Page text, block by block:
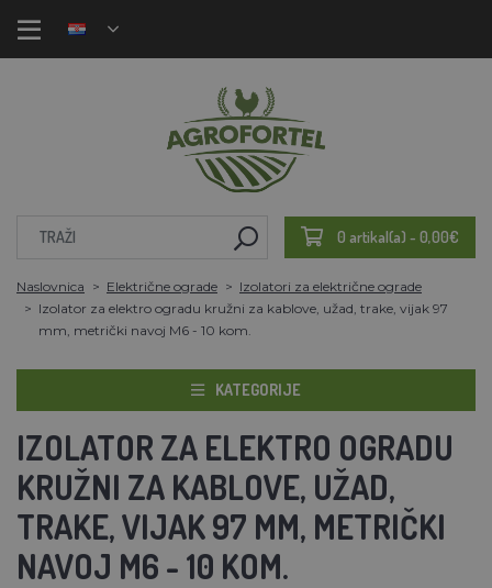
0 artikal(a) - 0,00€
Naslovnica Električne ograde
Izolatori za električne ograde
Izolator za elektro ogradu kružni za kablove, užad, trake, vijak 97
mm, metrički navoj M6 - 10 kom.
KATEGORIJE
IZOLATOR ZA ELEKTRO OGRADU
KRUŽNI ZA KABLOVE, UŽAD,
TRAKE, VIJAK 97 MM, METRIČKI
NAVOJ M6 - 10 KOM.